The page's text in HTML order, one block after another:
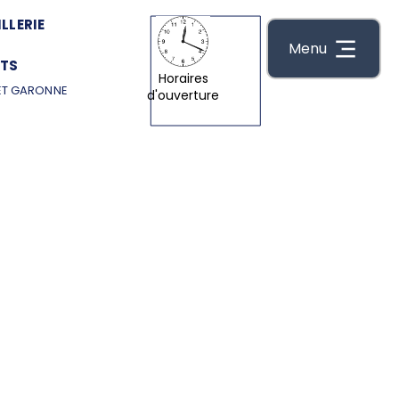
Menu
GARONNE
Horaires
d'ouverture